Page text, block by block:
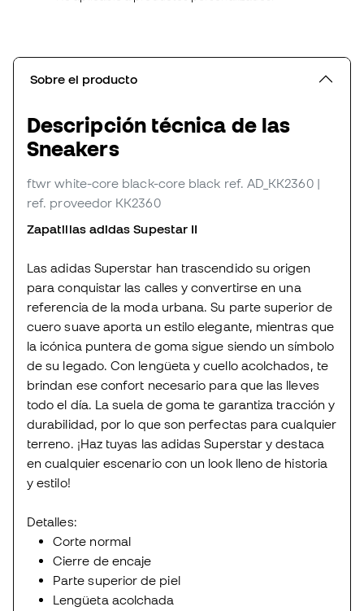
Sobre el producto
Descripción técnica de las
Sneakers
ftwr white-core black-core black ref. AD_KK2360 |
ref. proveedor KK2360
Zapatillas adidas Supestar II
Las adidas Superstar han trascendido su origen
para conquistar las calles y convertirse en una
referencia de la moda urbana. Su parte superior de
cuero suave aporta un estilo elegante, mientras que
la icónica puntera de goma sigue siendo un símbolo
de su legado. Con lengüeta y cuello acolchados, te
brindan ese confort necesario para que las lleves
todo el día. La suela de goma te garantiza tracción y
durabilidad, por lo que son perfectas para cualquier
terreno. ¡Haz tuyas las adidas Superstar y destaca
en cualquier escenario con un look lleno de historia
y estilo!
Detalles:
Corte normal
Cierre de encaje
Parte superior de piel
Lengüeta acolchada